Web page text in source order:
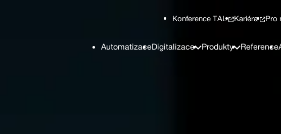
Konference TAL Kariéra Pro
AutomatizaceDigitalizace Produkty Reference